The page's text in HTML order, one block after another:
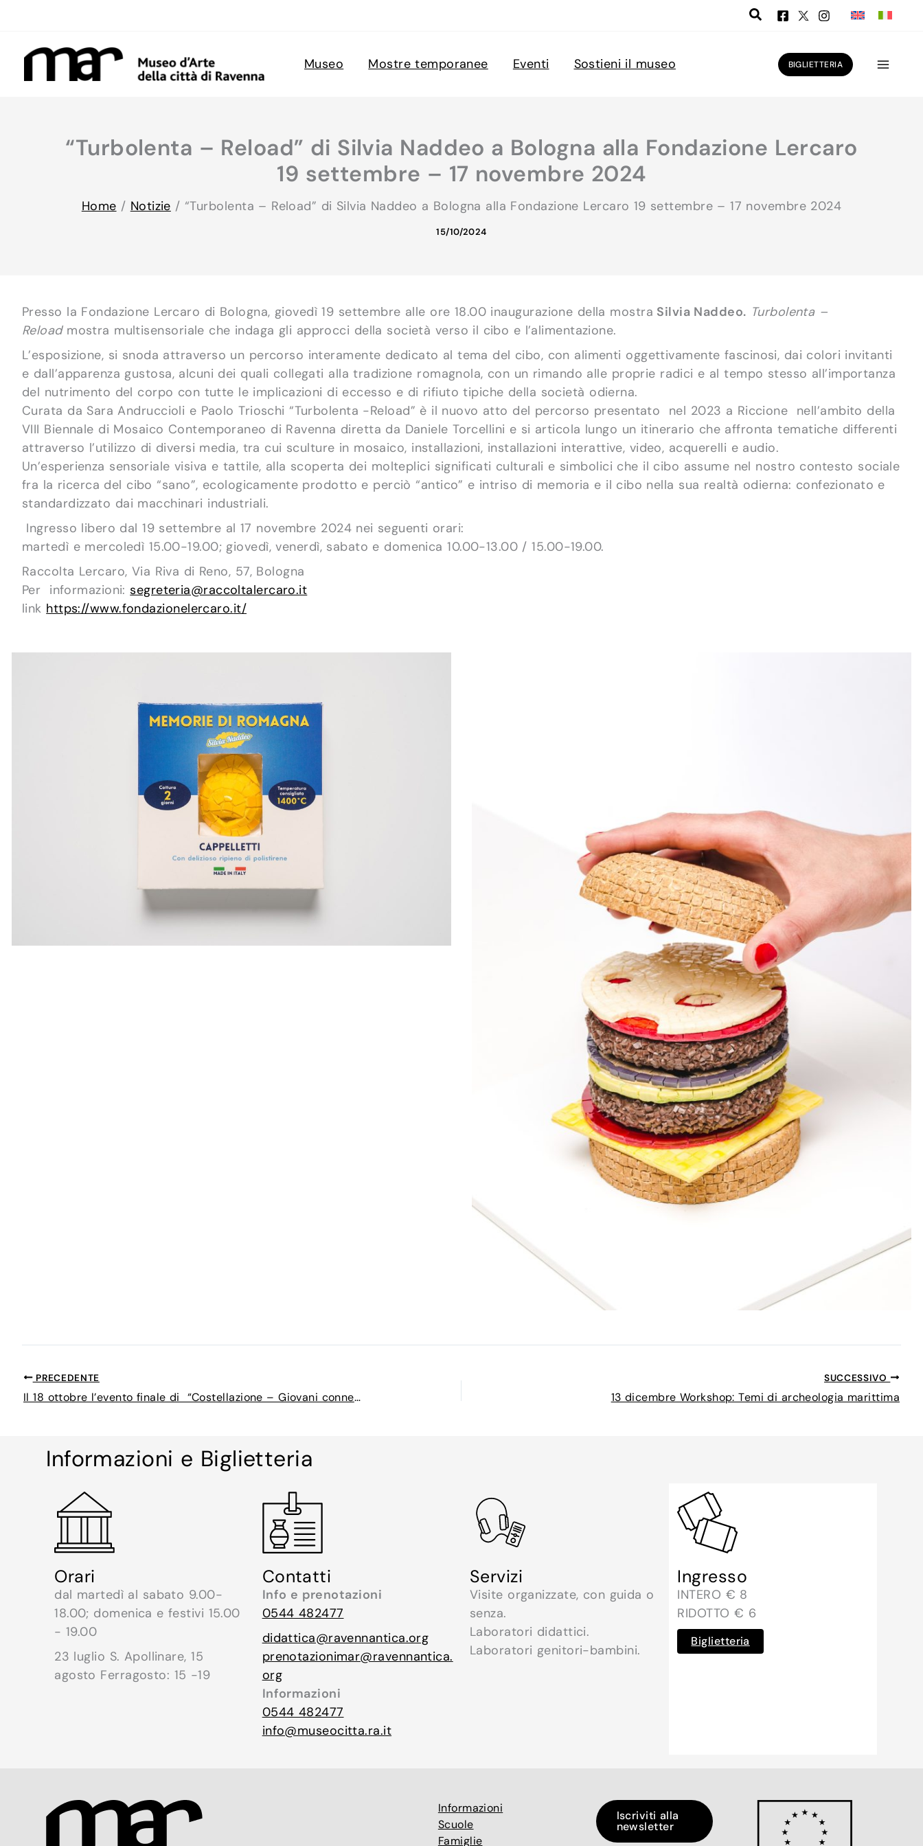
contenuto
Museo
Mostre temporanee Eventi Sostieni il museo BIGLIETTERIA
“Turbolenta – Reload” di Silvia Naddeo a Bologna alla Fondazione Lercaro
19 settembre – 17 novembre 2024
Home / Notizie / “Turbolenta – Reload” di Silvia Naddeo a Bologna alla Fondazione Lercaro 19 settembre – 17 novembre 2024
15/10/2024
Presso la Fondazione Lercaro di Bologna, giovedì 19 settembre alle ore 18.00 inaugurazione della mostra Silvia Naddeo. Turbolenta –
Reloadmostra multisensoriale che indaga gli approcci della società verso il cibo e l’alimentazione.
L’esposizione, si snoda attraverso un percorso interamente dedicato al tema del cibo, con alimenti oggettivamente fascinosi, dai colori invitanti
e dall’apparenza gustosa, alcuni dei quali collegati alla tradizione romagnola, con un rimando alle proprie radici e al tempo stesso all’importanza
del nutrimento del corpo con tutte le implicazioni di eccesso e di rifiuto tipiche della società odierna.
Curata da Sara Andruccioli e Paolo Trioschi “Turbolenta -Reload” è il nuovo atto del percorso presentato nel 2023 a Riccione nell’ambito della
VIII Biennale di Mosaico Contemporaneo di Ravenna diretta da Daniele Torcellini e si articola lungo un itinerario che affronta tematiche differenti
attraverso l’utilizzo di diversi media, tra cui sculture in mosaico, installazioni, installazioni interattive, video, acquerelli e audio.
Un’esperienza sensoriale visiva e tattile, alla scoperta dei molteplici significati culturali e simbolici che il cibo assume nel nostro contesto sociale
fra la ricerca del cibo “sano”, ecologicamente prodotto e perciò “antico” e intriso di memoria e il cibo nella sua realtà odierna: confezionato e
standardizzato dai macchinari industriali.
Ingresso libero dal 19 settembre al 17 novembre 2024 nei seguenti orari:
martedì e mercoledì 15.00-19.00; giovedì, venerdì, sabato e domenica 10.00-13.00 / 15.00-19.00.
Raccolta Lercaro, Via Riva di Reno, 57, Bologna
Per informazioni:segreteria@raccoltalercaro.it
link https://www.fondazionelercaro.it/
PRECEDENTE
Il 18 ottobre l’evento finale di “Costellazione – Giovani connessioni creative”
SUCCESSIVO
13 dicembre Workshop: Temi di archeologia marittima
Informazioni e Biglietteria
Orari
dal martedì al sabato 9.00-
18.00; domenica e festivi 15.00
- 19.00
23 luglio S. Apollinare, 15
agosto Ferragosto: 15 -19
Contatti
Info e prenotazioni
0544 482477
didattica@ravennantica.org
prenotazionimar@ravennantica.
org
Informazioni
0544 482477
info@museocitta.ra.it
Servizi
Visite organizzate, con guida o
senza.
Laboratori didattici.
Laboratori genitori-bambini.
Ingresso
INTERO € 8
RIDOTTO € 6
Biglietteria
Informazioni
Scuole
Famiglie
Iscriviti alla
newsletter